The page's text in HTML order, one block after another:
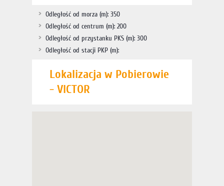
Odległość od morza (m): 350
Odległość od centrum (m): 200
Odległość od przystanku PKS (m): 300
Odległość od stacji PKP (m):
Lokalizacja w Pobierowie
- VICTOR